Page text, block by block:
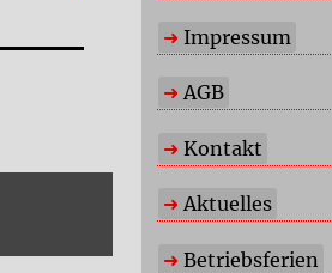
Impressum
AGB
Kontakt
Aktuelles
Betriebsferien